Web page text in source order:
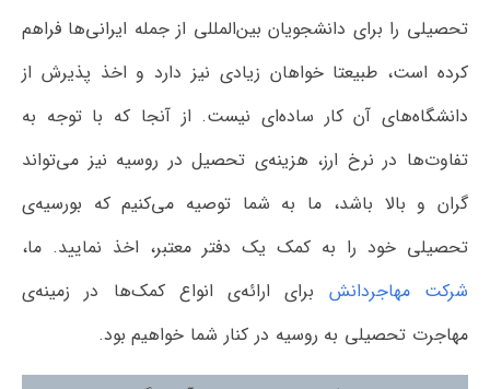
تحصیلی را برای دانشجویان بین‌المللی از جمله ایرانی‌ها فراهم
کرده است، طبیعتا خواهان زیادی نیز دارد و اخذ پذیرش از
دانشگاه‌های آن کار ساده‌ای نیست. از آنجا که با توجه به
تفاوت‌ها در نرخ ارز، هزینه‌ی تحصیل در روسیه نیز می‌تواند
گران و بالا باشد، ما به شما توصیه می‌کنیم که بورسیه‌ی
تحصیلی خود را به کمک یک دفتر معتبر، اخذ نمایید. ما،
شرکت مهاجردانش برای ارائه‌ی انواع کمک‌ها در زمینه‌ی
مهاجرت تحصیلی به روسیه در کنار شما خواهیم بود.